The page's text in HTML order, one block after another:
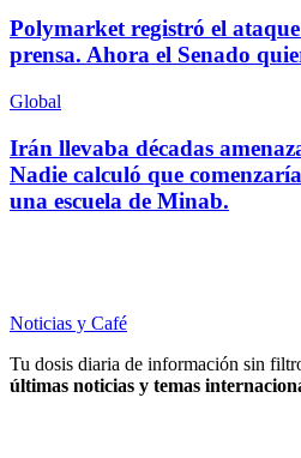
Polymarket registró el
prensa. Ahora el Senado
Global
Irán llevaba décadas
Nadie calculó que
una escuela de Minab.
Noticias y Café
Tu dosis diaria de información sin
últimas noticias y temas